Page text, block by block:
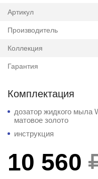
Артикул
Производитель
Коллекция
Гарантия
Комплектация
дозатор жидкого мыла
матовое золото
инструкция
10 560